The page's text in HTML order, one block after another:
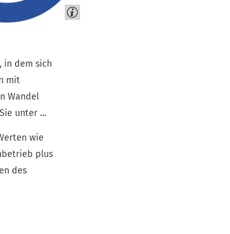
in dem sich
mit
Wandel
unter ...
wie
plus
des